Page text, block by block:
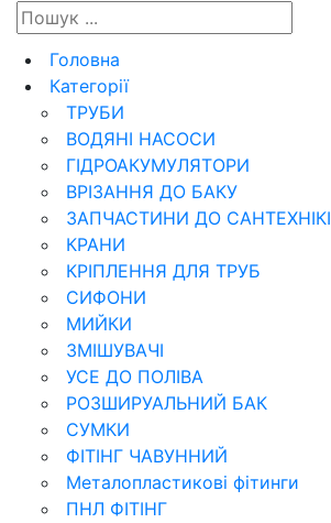
Головна
Категорії
ТРУБИ
ВОДЯНІ НАСОСИ
ГІДРОАКУМУЛЯТОРИ
ВРІЗАННЯ ДО БАКУ
ЗАПЧАСТИНИ ДО САНТЕХНІКІ
КРАНИ
КРІПЛЕННЯ ДЛЯ ТРУБ
СИФОНИ
МИЙКИ
ЗМІШУВАЧІ
УСЕ ДО ПОЛІВА
РОЗШИРУАЛЬНИЙ БАК
СУМКИ
ФІТІНГ ЧАВУННИЙ
Металопластикові фітинги
ПНЛ ФІТІНГ